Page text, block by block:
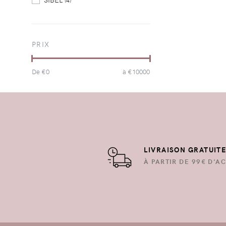
PRIX
De €0 à €10000
LIVRAISON
À PARTIR DE 99€